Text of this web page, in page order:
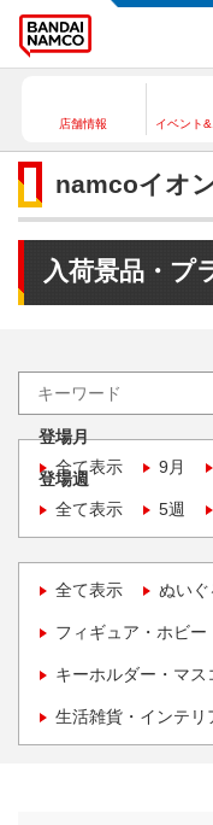
店舗情報 イベント
namcoイオ
入荷景品・プ
登場月
全て表示
9月
登場週
全て表示
5週
全て表示 ぬいぐ
フィギュア・ホビー
キーホルダー・マ
生活雑貨・インテリ